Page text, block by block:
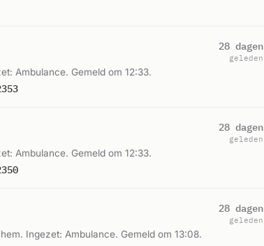
Ambulance. Gemeld om 12:33.
28 dagen
geleden
Ambulance. Gemeld om 12:33.
28 dagen
geleden
Ingezet: Ambulance. Gemeld om 13:08.
28 dagen
geleden